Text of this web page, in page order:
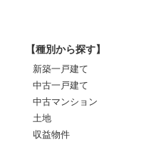
【種別から探す】
新築一戸建て
中古一戸建て
中古マンション
土地
収益物件